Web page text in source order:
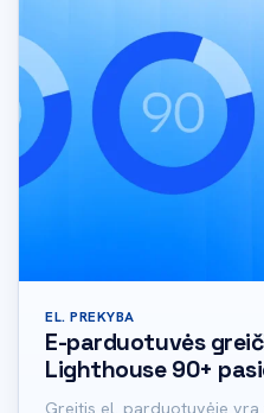
EL. PREKYBA
E-parduotuvės
Lighthouse 90+
Greitis el. parduotuvėje yra